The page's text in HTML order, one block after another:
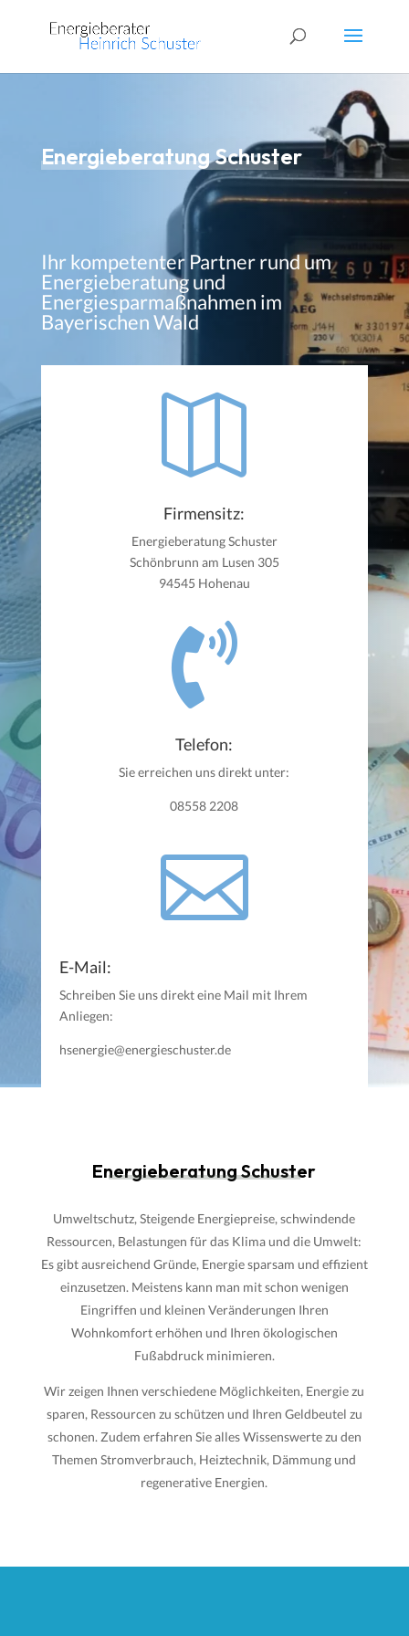
Energieberatung Schuster
Ihr kompetenter Partner rund um
Energieberatung und
Energiesparmaßnahmen im
Bayerischen Wald

Firmensitz:
Energieberatung Schuster
Schönbrunn am Lusen 305
94545 Hohenau

Telefon:
Sie erreichen uns direkt unter:
08558 2208

E-Mail:
Schreiben Sie uns direkt eine Mail mit Ihrem
Anliegen:
hsenergie@energieschuster.de
Energieberatung Schuster
Umweltschutz, Steigende Energiepreise, schwindende
Ressourcen, Belastungen für das Klima und die Umwelt:
Es gibt ausreichend Gründe, Energie sparsam und effizient
einzusetzen. Meistens kann man mit schon wenigen
Eingriffen und kleinen Veränderungen Ihren
Wohnkomfort erhöhen und Ihren ökologischen
Fußabdruck minimieren.
Wir zeigen Ihnen verschiedene Möglichkeiten, Energie zu
sparen, Ressourcen zu schützen und Ihren Geldbeutel zu
schonen. Zudem erfahren Sie alles Wissenswerte zu den
Themen Stromverbrauch, Heiztechnik, Dämmung und
regenerative Energien.